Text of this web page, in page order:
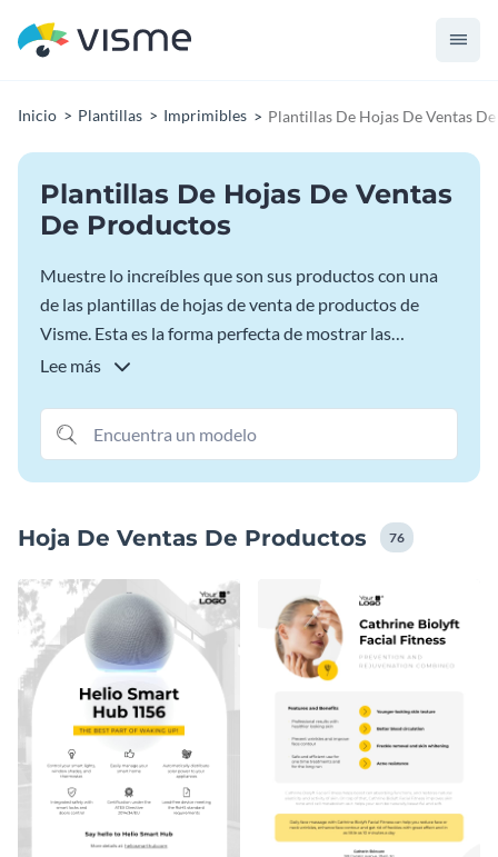
Inicio Plantillas Imprimibles Plantillas De Hojas De Ventas
Plantillas De Hojas De Ventas
De Productos
Muestre lo increíbles que son sus productos con una
de las plantillas de hojas de venta de productos de
Visme. Esta es la forma perfecta de mostrar las
especificaciones de los productos, hablar de cómo los
beneficios que sus productos pueden tener en sus
clientes. Personalice su plantilla y descárguela para
compartirla con su público.
Lee más
Hoja De Ventas De Productos 76